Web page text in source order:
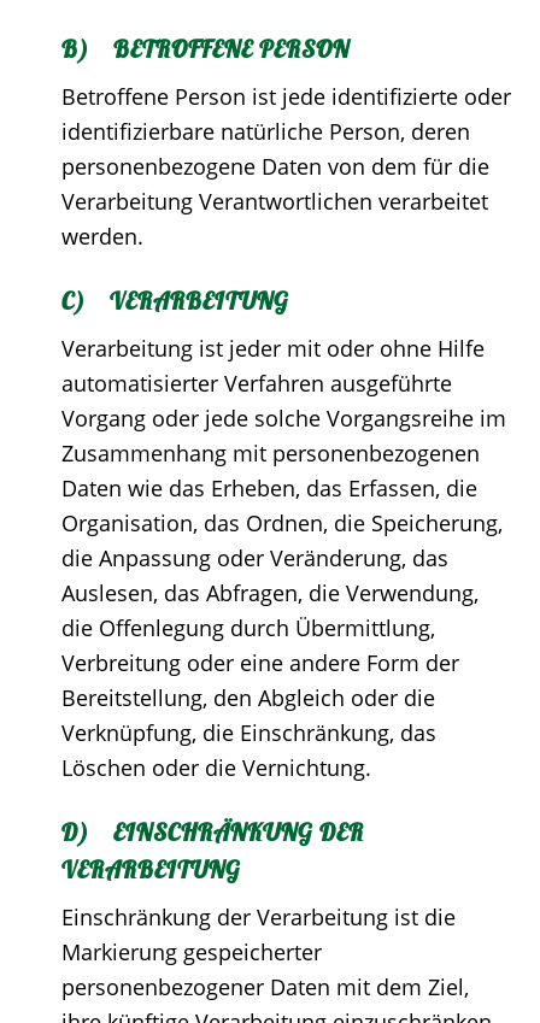
B) BETROFFENE PERSON
Betroffene Person ist jede identifizierte oder
identifizierbare natürliche Person, deren
personenbezogene Daten von dem für die
Verarbeitung Verantwortlichen verarbeitet
werden.
C) VERARBEITUNG
Verarbeitung ist jeder mit oder ohne Hilfe
automatisierter Verfahren ausgeführte
Vorgang oder jede solche Vorgangsreihe im
Zusammenhang mit personenbezogenen
Daten wie das Erheben, das Erfassen, die
Organisation, das Ordnen, die Speicherung,
die Anpassung oder Veränderung, das
Auslesen, das Abfragen, die Verwendung,
die Offenlegung durch Übermittlung,
Verbreitung oder eine andere Form der
Bereitstellung, den Abgleich oder die
Verknüpfung, die Einschränkung, das
Löschen oder die Vernichtung.
D) EINSCHRÄNKUNG DER
VERARBEITUNG
Einschränkung der Verarbeitung ist die
Markierung gespeicherter
personenbezogener Daten mit dem Ziel,